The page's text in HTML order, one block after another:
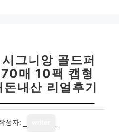
그니앙 골드퍼
매 10팩 캡형
내산 리얼후기
성자: